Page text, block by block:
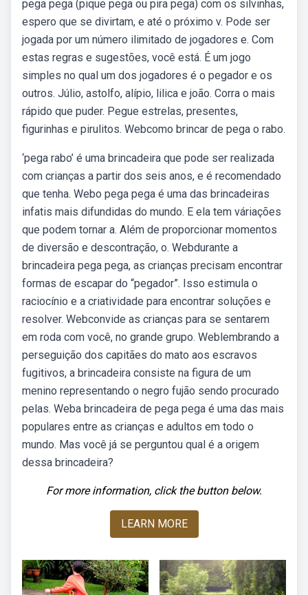
pega pega (pique pega ou pira pega) com os silvinhas,
espero que se divirtam, e até o próximo v. Pode ser
jogada por um número ilimitado de jogadores e. Com
estas regras e sugestões, você está. É um jogo
simples no qual um dos jogadores é o pegador e os
outros. Júlio, astolfo, alípio, lilica e joão. Corra o mais
rápido que puder. Pegue estrelas, presentes,
figurinhas e pirulitos. Webcomo brincar de pega o rabo.
‘pega rabo’ é uma brincadeira que pode ser realizada
com crianças a partir dos seis anos, e é recomendado
que tenha. Webo pega pega é uma das brincadeiras
infatis mais difundidas do mundo. E ela tem váriações
que podem tornar a. Além de proporcionar momentos
de diversão e descontração, o. Webdurante a
brincadeira pega pega, as crianças precisam encontrar
formas de escapar do “pegador”. Isso estimula o
raciocínio e a criatividade para encontrar soluções e
resolver. Webconvide as crianças para se sentarem
em roda com você, no grande grupo. Weblembrando a
perseguição dos capitães do mato aos escravos
fugitivos, a brincadeira consiste na figura de um
menino representando o negro fujão sendo procurado
pelas. Weba brincadeira de pega pega é uma das mais
populares entre as crianças e adultos em todo o
mundo. Mas você já se perguntou qual é a origem
dessa brincadeira?
For more information, click the button below.
LEARN MORE